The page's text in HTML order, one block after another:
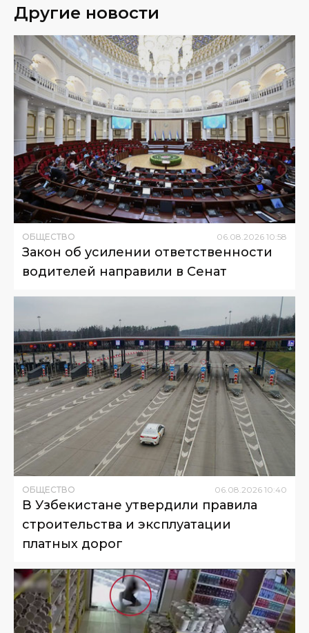
Другие новости
ОБЩЕСТВО 06 08 2026 10:58
Закон об усилении ответственности
водителей направили в Сенат
ОБЩЕСТВО 06.08.2026 10:40
В Узбекистане утвердили правила
строительства и эксплуатации
платных дорог